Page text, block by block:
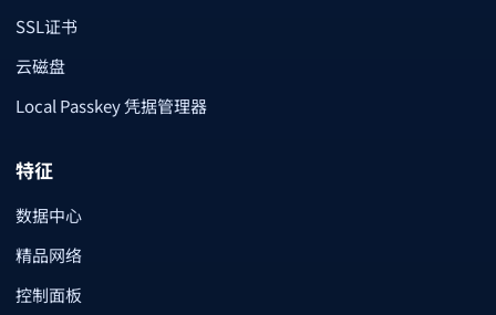
SSL证书
云磁盘
Local Passkey 凭据管理器
特征
数据中心
精品网络
控制面板